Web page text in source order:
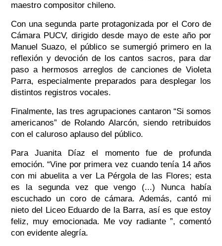
maestro compositor chileno.
Con una segunda parte protagonizada por el Coro de
Cámara PUCV, dirigido desde mayo de este año por
Manuel Suazo, el público se sumergió primero en la
reflexión y devoción de los cantos sacros, para dar
paso a hermosos arreglos de canciones de Violeta
Parra, especialmente preparados para desplegar los
distintos registros vocales.
Finalmente, las tres agrupaciones cantaron “Si somos
americanos” de Rolando Alarcón, siendo retribuidos
con el caluroso aplauso del público.
Para Juanita Díaz el momento fue de profunda
emoción. “Vine por primera vez cuando tenía 14 años
con mi abuelita a ver La Pérgola de las Flores; esta
es la segunda vez que vengo (...) Nunca había
escuchado un coro de cámara. Además, cantó mi
nieto del Liceo Eduardo de la Barra, así es que estoy
feliz, muy emocionada. Me voy radiante ”, comentó
con evidente alegría.